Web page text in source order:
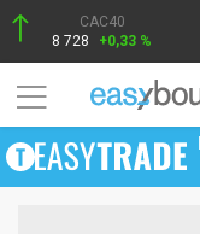
CAC40
8 728
+0,33 %